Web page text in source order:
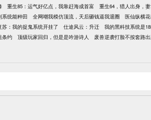
重生85：运气好亿点，我靠赶海成首富 重生64，猎人出身，
系统能种田 全网嘲我模仿顶流，天后砸钱逼我退圈 医仙纵横
苏：我的捉鬼系统开挂了 仕途风云：升迁 我的黑科技系统是
条约 顶级玩家回归，但是是吟游诗人 废兽逆袭打脸不按套路